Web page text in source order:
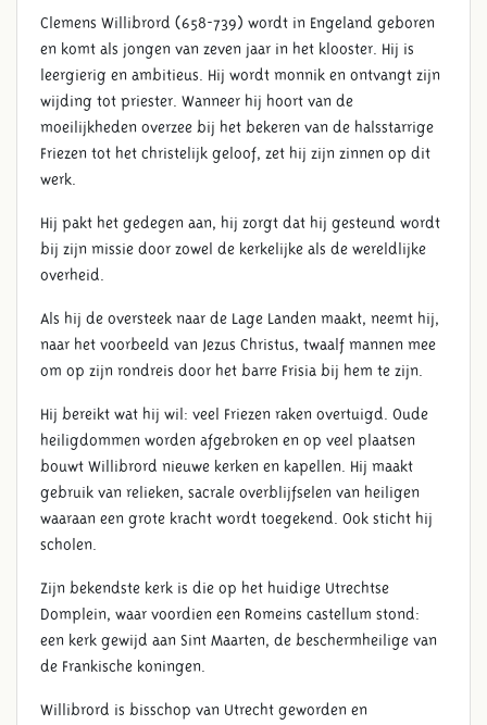
Clemens Willibrord (658-739) wordt in Engeland geboren
en komt als jongen van zeven jaar in het klooster. Hij is
leergierig en ambitieus. Hij wordt monnik en ontvangt zijn
wijding tot priester. Wanneer hij hoort van de
moeilijkheden overzee bij het bekeren van de halsstarrige
Friezen tot het christelijk geloof, zet hij zijn zinnen op dit
werk.
Hij pakt het gedegen aan, hij zorgt dat hij gesteund wordt
bij zijn missie door zowel de kerkelijke als de wereldlijke
overheid.
Als hij de oversteek naar de Lage Landen maakt, neemt hij,
naar het voorbeeld van Jezus Christus, twaalf mannen mee
om op zijn rondreis door het barre Frisia bij hem te zijn.
Hij bereikt wat hij wil: veel Friezen raken overtuigd. Oude
heiligdommen worden afgebroken en op veel plaatsen
bouwt Willibrord nieuwe kerken en kapellen. Hij maakt
gebruik van relieken, sacrale overblijfselen van heiligen
waaraan een grote kracht wordt toegekend. Ook sticht hij
scholen.
Zijn bekendste kerk is die op het huidige Utrechtse
Domplein, waar voordien een Romeins castellum stond:
een kerk gewijd aan Sint Maarten, de beschermheilige van
de Frankische koningen.
Willibrord is bisschop van Utrecht geworden en